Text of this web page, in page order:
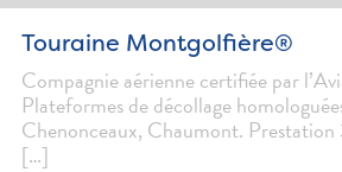
Touraine Montgolfière®
Compagnie aérienne certifiée par
Plateformes de décollage
Chenonceaux, Chaumont. Prestation
[…]